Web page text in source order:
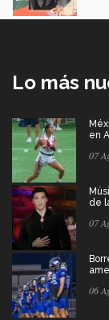
Lo más
en
07
de
07
06